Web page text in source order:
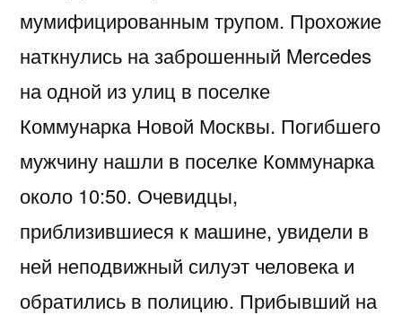
мумифицированным трупом. Прохожие
наткнулись на заброшенный Mercedes
на одной из улиц в поселке
Коммунарка Новой Москвы. Погибшего
мужчину нашли в поселке Коммунарка
около 10:50. Очевидцы,
приблизившиеся к машине, увидели в
ней неподвижный силуэт человека и
обратились в полицию. Прибывший на